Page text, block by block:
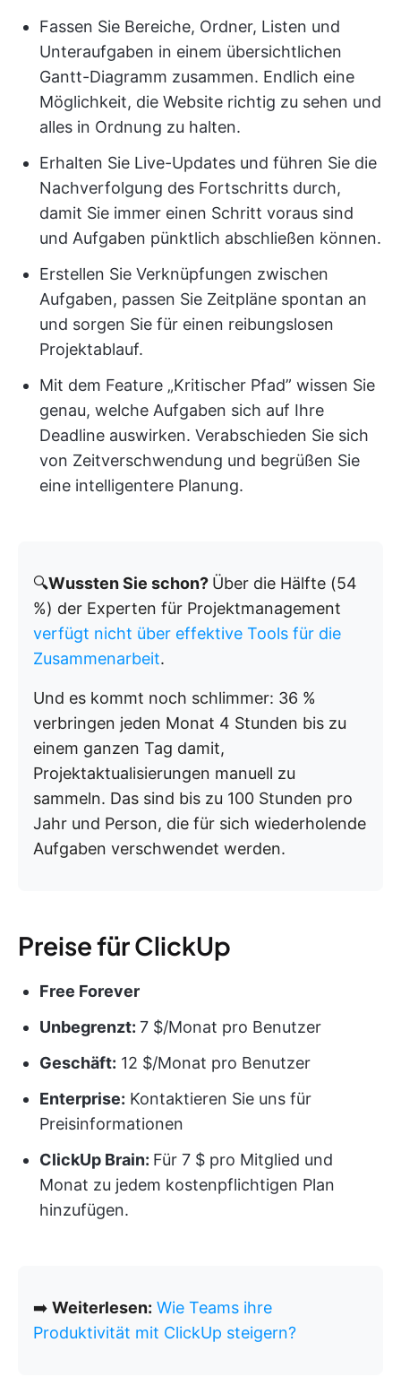
Fassen Sie Bereiche, Ordner, Listen und
Unteraufgaben in einem übersichtlichen
Gantt-Diagramm zusammen. Endlich eine
Möglichkeit, die Website richtig zu sehen und
alles in Ordnung zu halten.
Erhalten Sie Live-Updates und führen Sie die
Nachverfolgung des Fortschritts durch,
damit Sie immer einen Schritt voraus sind
und Aufgaben pünktlich abschließen können.
Erstellen Sie Verknüpfungen zwischen
Aufgaben, passen Sie Zeitpläne spontan an
und sorgen Sie für einen reibungslosen
Projektablauf.
Mit dem Feature „Kritischer Pfad” wissen Sie
genau, welche Aufgaben sich auf Ihre
Deadline auswirken. Verabschieden Sie sich
von Zeitverschwendung und begrüßen Sie
eine intelligentere Planung.
🔍Wussten Sie schon? Über die Hälfte (54
%) der Experten für Projektmanagement
verfügt nicht über effektive Tools für die
Zusammenarbeit.
Und es kommt noch schlimmer: 36 %
verbringen jeden Monat 4 Stunden bis zu
einem ganzen Tag damit,
Projektaktualisierungen manuell zu
sammeln. Das sind bis zu 100 Stunden pro
Jahr und Person, die für sich wiederholende
Aufgaben verschwendet werden.
Preise für ClickUp
Free Forever
Unbegrenzt: 7 $/Monat pro Benutzer
Geschäft: 12 $/Monat pro Benutzer
Enterprise: Kontaktieren Sie uns für
Preisinformationen
ClickUp Brain: Für 7 $ pro Mitglied und
Monat zu jedem kostenpflichtigen Plan
hinzufügen.
➡️ Weiterlesen: Wie Teams ihre
Produktivität mit ClickUp steigern?